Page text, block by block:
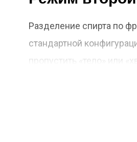
Разделение спирта по
стандартной
пропустить «тело» или
«телом» идут «хвосты».